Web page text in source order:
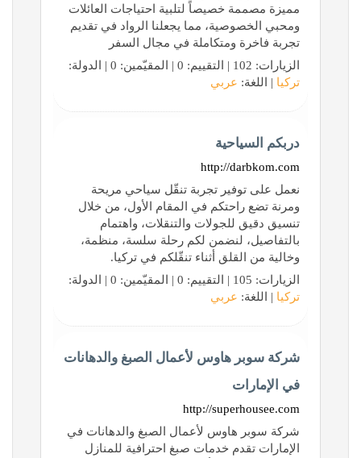
مميزة مصممة خصيصاً لتلبية احتياجات العائلات
ومحبي الخصوصية، مما يجعلنا الرواد في تقديم
تجربة فاخرة ومتكاملة في مجال السفر
الزيارات: 102 | التقييم: 0 | المقيّمين: 0 | الدولة:
تركيا | اللغة: عربي
دربكم السياحية
http://darbkom.com
نعمل على توفير تجربة تنقّل سياحي مريحة
ومرنة تضع راحتكم في المقام الأول، من خلال
تنسيق دقيق للجولات والتنقلات، واهتمام
بالتفاصيل، لنضمن لكم رحلة سلسة، منظمة،
وخالية من القلق أثناء تنقّلكم في تركيا.
الزيارات: 105 | التقييم: 0 | المقيّمين: 0 | الدولة:
تركيا | اللغة: عربي
شركة سوبر هاوس لأعمال الصبغ والدهانات
في الإمارات
http://superhousee.com
شركة سوبر هاوس لأعمال الصبغ والدهانات في
الإمارات تقدم خدمات صبغ احترافية للمنازل